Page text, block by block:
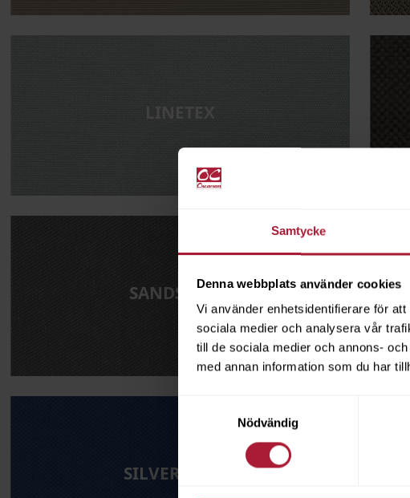
Samtycke
Denna webbplats använder cookies
Vi använder enhetsidentifierare för
sociala medier och analysera vår
till de sociala medier och annons-
med annan information som du har
Nödvändig
LINETEX
SANDSTONE
SILVERTEX B1